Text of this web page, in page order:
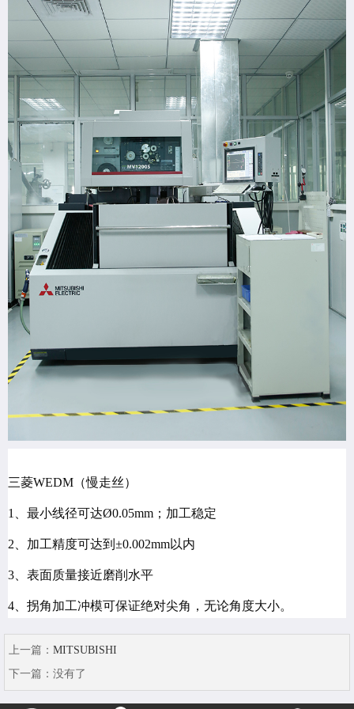
三菱WEDM（慢走丝）
1、最小线径可达Ø0.05mm；加工稳定
2、加工精度可达到±0.002mm以内
3、表面质量接近磨削水平
4、拐角加工冲模可保证绝对尖角，无论角度大小。
上一篇： MITSUBISHI
下一篇： 没有了